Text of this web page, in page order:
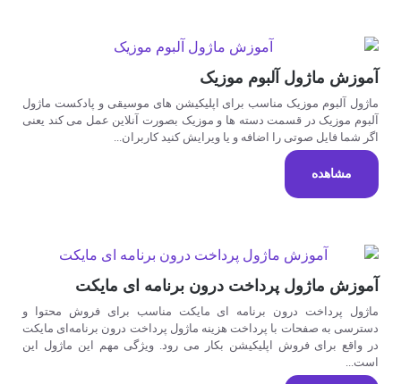
آموزش ماژول آلبوم موزیک
ماژول آلبوم موزیک مناسب برای اپلیکیشن های موسیقی و پادکست ماژول
آلبوم موزیک در قسمت دسته ها و موزیک بصورت آنلاین عمل می کند یعنی
اگر شما فایل صوتی را اضافه و یا ویرایش کنید کاربران...
مشاهده
آموزش ماژول پرداخت درون برنامه ای مایکت
ماژول پرداخت درون برنامه ای مایکت مناسب برای فروش محتوا و
دسترسی به صفحات با پرداخت هزینه ماژول پرداخت درون برنامه‌ای مایکت
در واقع برای فروش اپلیکیشن بکار می رود. ویژگی مهم این ماژول این
است...